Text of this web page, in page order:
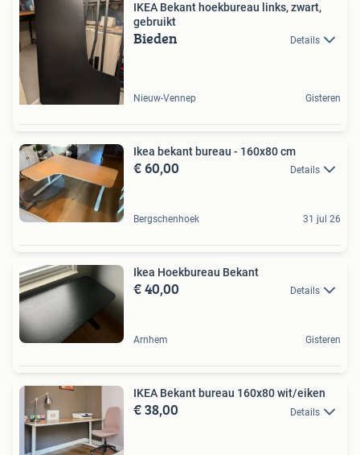
IKEA Bekant hoekbureau links, zwart,
gebruikt
Bieden Details
Nieuw-Vennep Gisteren
Ikea bekant bureau - 160x80 cm
€ 60,00 Details
Bergschenhoek 31 jul 26
Ikea Hoekbureau Bekant
€ 40,00 Details
Arnhem Gisteren
IKEA Bekant bureau 160x80 wit/eiken
€ 38,00 Details